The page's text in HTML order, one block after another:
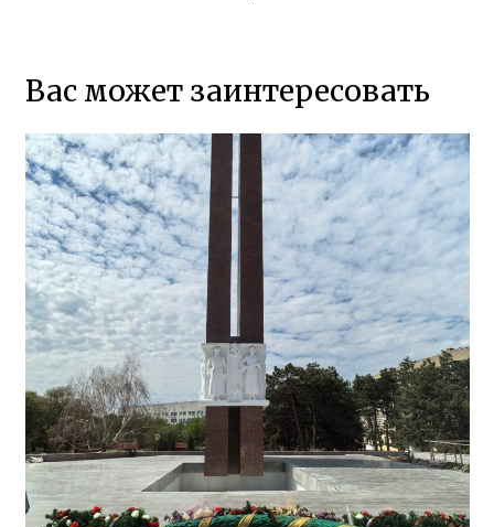
Вас может заинтересовать